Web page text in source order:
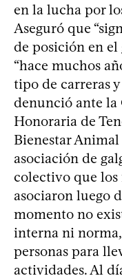
en la lucha por
Aseguró que
de posición en el
“hace muchos
tipo de carreras
denunció ante
Honoraria de
Bienestar
asociación de
colectivo que los
asociaron luego
momento no
interna ni
personas para
actividades. Al